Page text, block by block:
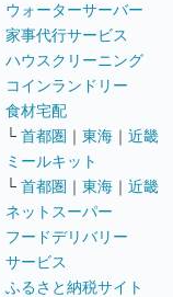
ウォーターサーバー
家事代行サービス
ハウスクリーニング
コインランドリー
食材宅配
└ 首都圏 ｜ 東海 ｜ 近畿
ミールキット
└ 首都圏 ｜ 東海 ｜ 近畿
ネットスーパー
フードデリバリー
サービス
ふるさと納税サイト